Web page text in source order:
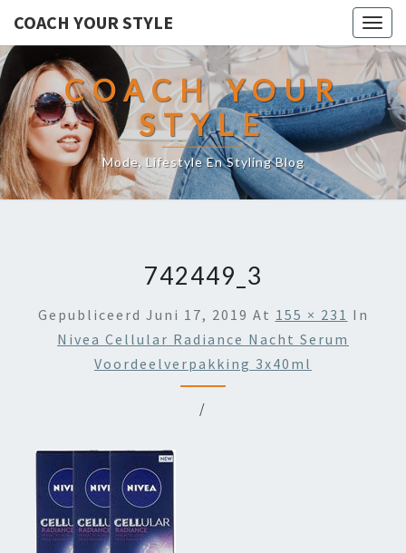
COACH YOUR STYLE
COACH YOUR
STYLE
Mode, Lifestyle En Styling Blog
742449_3
Gepubliceerd Juni 17, 2019 At 155 × 231 In
Nivea Cellular Radiance Nacht Serum
Voordeelverpakking 3x40ml
/